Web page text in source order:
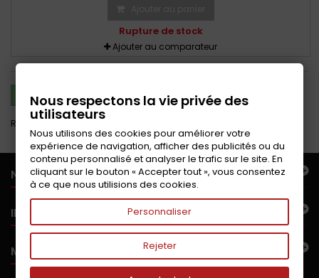
Rupture de stock
Ajouter au comparateur
COMPARER (0)
Résultats 1 - 5 sur 5.
NOTRE OFFRE
INFORMATIONS
MON COMPTE
Nous respectons la vie privée des
utilisateurs
Nous utilisons des cookies pour améliorer votre
expérience de navigation, afficher des publicités ou du
contenu personnalisé et analyser le trafic sur le site. En
cliquant sur le bouton « Accepter tout », vous consentez
à ce que nous utilisions des cookies.
Personnaliser
Rejeter